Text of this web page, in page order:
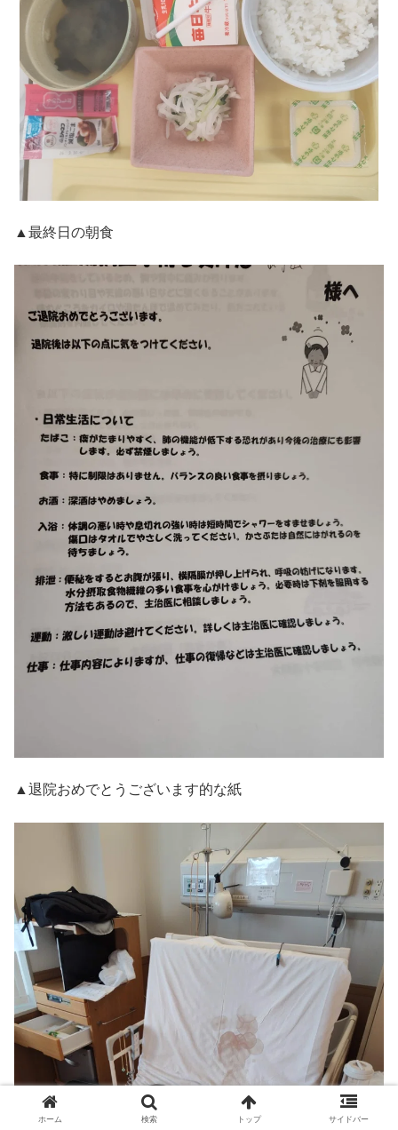
▲最終日の朝食
▲退院おめでとうございます的な紙
ホーム 検索 トップ サイドバー